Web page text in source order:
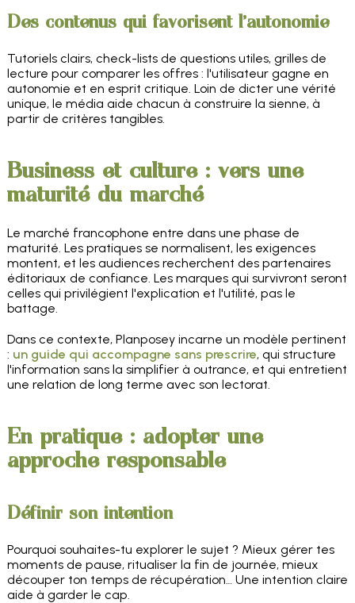
Des contenus qui favorisent l'autonomie
Tutoriels clairs, check-lists de questions utiles, grilles de
lecture pour comparer les offres : l'utilisateur gagne en
autonomie et en esprit critique. Loin de dicter une vérité
unique, le média aide chacun à construire la sienne, à
partir de critères tangibles.
Business et culture : vers une
maturité du marché
Le marché francophone entre dans une phase de
maturité. Les pratiques se normalisent, les exigences
montent, et les audiences recherchent des partenaires
éditoriaux de confiance. Les marques qui survivront seront
celles qui privilégient l'explication et l'utilité, pas le
battage.
Dans ce contexte, Planposey incarne un modèle pertinent
: un guide qui accompagne sans prescrire, qui structure
l'information sans la simplifier à outrance, et qui entretient
une relation de long terme avec son lectorat.
En pratique : adopter une
approche responsable
Définir son intention
Pourquoi souhaites-tu explorer le sujet ? Mieux gérer tes
moments de pause, ritualiser la fin de journée, mieux
découper ton temps de récupération… Une intention claire
aide à garder le cap.